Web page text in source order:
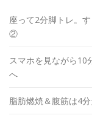
座って2分脚トレ。
②
スマホを見ながら10
へ
脂肪燃焼＆腹筋は4